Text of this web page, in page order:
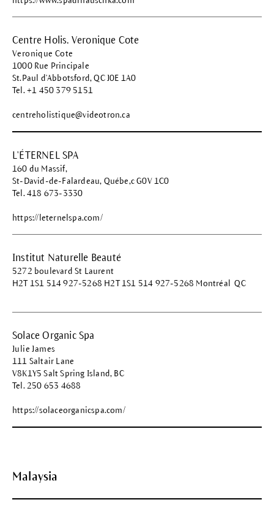
Centre Holis. Veronique Cote
Veronique Cote
1000 Rue Principale
St.Paul d'Abbotsford, QC J0E 1A0
Tel. +1 450 379 5151
centreholistique@videotron.ca
L'ÉTERNEL SPA
160 du Massif,
St-David-de-Falardeau, Québe,c G0V 1C0
Tel. 418 673-3330
https://leternelspa.com/
Institut Naturelle Beauté
5272 boulevard St Laurent
H2T 1S1 514 927-5268 H2T 1S1 514 927-5268 Montréal QC
Solace Organic Spa
Julie James
111 Saltair Lane
V8K1Y5 Salt Spring Island, BC
Tel. 250 653 4688
https://solaceorganicspa.com/
Malaysia